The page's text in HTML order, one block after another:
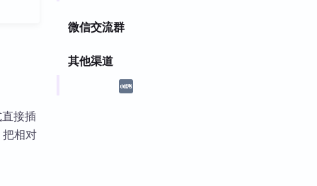
微信交流群
其他渠道
接插
相对